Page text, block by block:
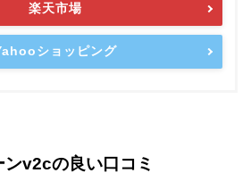
楽天市場
ショッピング
v2cの良い口コミ